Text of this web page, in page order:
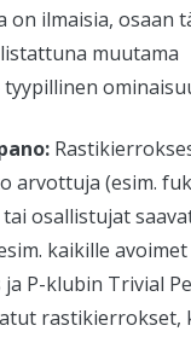
ilmaisia, osaan
muutama
arvottuja (esim.
osallistujat
kaikille
P-klubin Trivial
rastikierrokset,